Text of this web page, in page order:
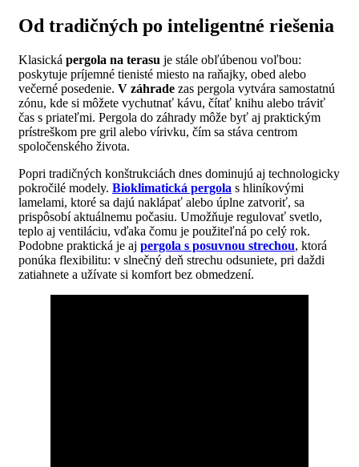
Od tradičných po inteligentné riešenia
Klasická pergola na terasu je stále obľúbenou voľbou:
poskytuje príjemné tienisté miesto na raňajky, obed alebo
večerné posedenie. V záhrade zas pergola vytvára samostatnú
zónu, kde si môžete vychutnať kávu, čítať knihu alebo tráviť
čas s priateľmi. Pergola do záhrady môže byť aj praktickým
prístreškom pre gril alebo vírivku, čím sa stáva centrom
spoločenského života.
Popri tradičných konštrukciách dnes dominujú aj technologicky
pokročilé modely. Bioklimatická pergola s hliníkovými
lamelami, ktoré sa dajú naklápať alebo úplne zatvoriť, sa
prispôsobí aktuálnemu počasiu. Umožňuje regulovať svetlo,
teplo aj ventiláciu, vďaka čomu je použiteľná po celý rok.
Podobne praktická je aj pergola s posuvnou strechou, ktorá
ponúka flexibilitu: v slnečný deň strechu odsuniete, pri daždi
zatiahnete a užívate si komfort bez obmedzení.